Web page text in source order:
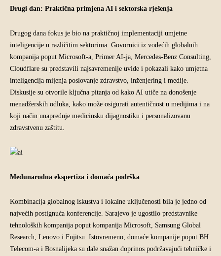
Drugi dan: Praktična primjena AI i sektorska rješenja
Drugog dana fokus je bio na praktičnoj implementaciji umjetne
inteligencije u različitim sektorima. Govornici iz vodećih globalnih
kompanija poput Microsoft-a, Primer AI-ja, ​​Mercedes-Benz Consulting,
Cloudflare su predstavili najsavremenije uvide i pokazali kako umjetna
inteligencija mijenja poslovanje zdravstvo, inženjering i medije.
Diskusije su otvorile ključna pitanja od kako AI utiče na donošenje
menadžerskih odluka, kako može osigurati autentičnost u medijima i na
koji način unapređuje medicinsku dijagnostiku i personalizovanu
zdravstvenu zaštitu.
Međunarodna ekspertiza i domaća podrška
Kombinacija globalnog iskustva i lokalne uključenosti bila je jedno od
najvećih postignuća konferencije. Sarajevo je ugostilo predstavnike
tehnoloških kompanija poput kompanija Microsoft, Samsung Global
Research, Lenovo i Fujitsu. Istovremeno, domaće kompanije poput BH
Telecom-a i Bosnalijeka su dale snažan doprinos podržavajući tehničke i